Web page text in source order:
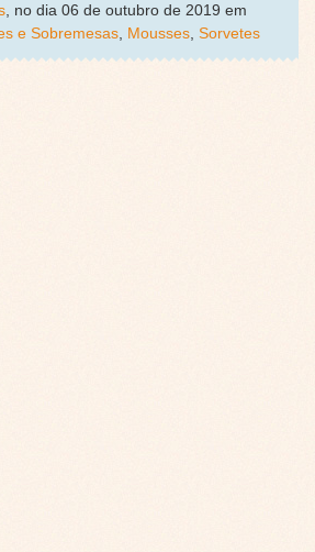
, no dia 06 de outubro de 2019 em
e Sobremesas, Mousses, Sorvetes